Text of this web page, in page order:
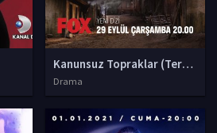
Kanunsuz Topraklar (Terre
Drama